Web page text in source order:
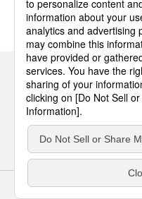
サイトのご利用にあたって